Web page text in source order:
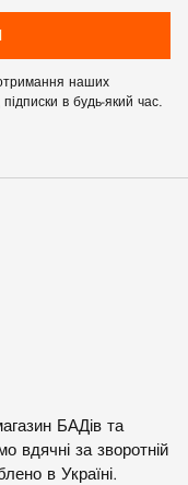
наших
в будь-який час.
БАДів та
вдячні за зворотній
в Україні.